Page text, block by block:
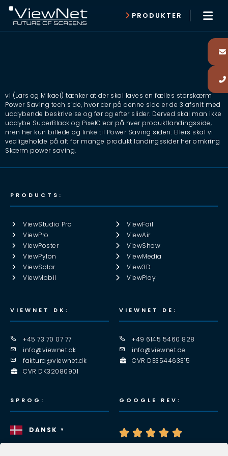
PRODUKTER
vi (Lars og Mikael) tænker at der skal laves en fælles storskærm
Power Saving tech side, hvor der på denne side er de 3 afsnit med
uddybende beskrivelse og før og efter slider. Derved skal man ikke
uddybe SuperBlack og PixelClear på hver produktlandingsside,
men her kun billede og linke til Power Saving siden. Ellers skal vi
vedligeholde på alt for mange produkt landingssider her omkring
Skærm power saving.
PRODUCTS:
ViewStudio Pro
ViewPro
ViewPoster
ViewPylon
ViewSolar
ViewMobil
ViewFoil
ViewAir
ViewShow
ViewMedia
View3D
ViewPlay
VIEWNET DK:
+45 73 70 07 77
info@viewnet.dk
faktura@viewnet.dk
CVR DK32080901
SPROG:
DANSK ▼
VIEWNET DE:
+49 6145 5460 828
info@viewnet.de
CVR DE354463315
GOOGLE REV:
    